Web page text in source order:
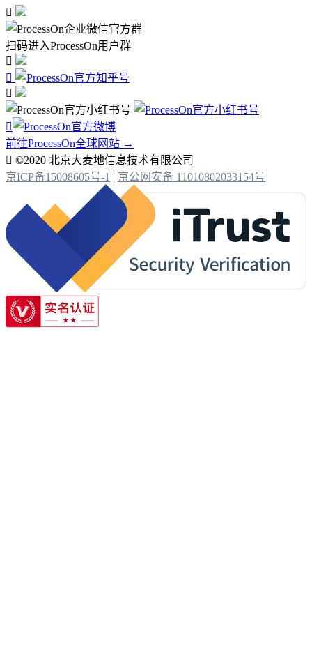

扫码进入ProcessOn用户群




前往ProcessOn全球网站 →
 ©2020 北京大麦地信息技术有限公司
京ICP备15008605号-1 | 京公网安备 11010802033154号